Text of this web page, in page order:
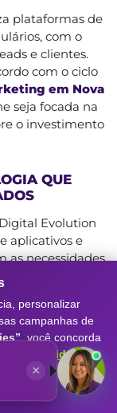
plataformas de
com o
e clientes.
com o ciclo
em Nova
seja focada na
o investimento
QUE
Evolution
aplicativos e
as necessidades
inovadoras,
Lima
processos
com o
IMPACTO E
MARCA
personalizar
campanhas de
, você concorda
de Privacidade.
×